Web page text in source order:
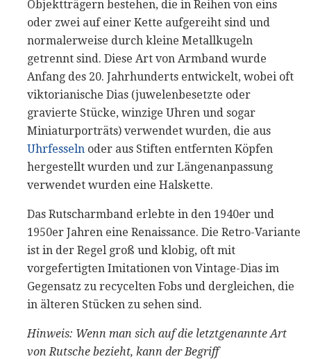
Objektträgern bestehen, die in Reihen von eins
oder zwei auf einer Kette aufgereiht sind und
normalerweise durch kleine Metallkugeln
getrennt sind. Diese Art von Armband wurde
Anfang des 20. Jahrhunderts entwickelt, wobei oft
viktorianische Dias (juwelenbesetzte oder
gravierte Stücke, winzige Uhren und sogar
Miniaturporträts) verwendet wurden, die aus
Uhrfesseln oder aus Stiften entfernten Köpfen
hergestellt wurden und zur Längenanpassung
verwendet wurden eine Halskette.
Das Rutscharmband erlebte in den 1940er und
1950er Jahren eine Renaissance. Die Retro-Variante
ist in der Regel groß und klobig, oft mit
vorgefertigten Imitationen von Vintage-Dias im
Gegensatz zu recycelten Fobs und dergleichen, die
in älteren Stücken zu sehen sind.
Hinweis: Wenn man sich auf die letztgenannte Art
von Rutsche bezieht, kann der Begriff